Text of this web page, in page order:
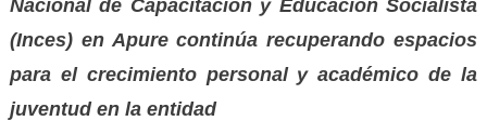
Nacional de Capacitación y Educación Socialista
(Inces) en Apure continúa recuperando espacios
para el crecimiento personal y académico de la
juventud en la entidad